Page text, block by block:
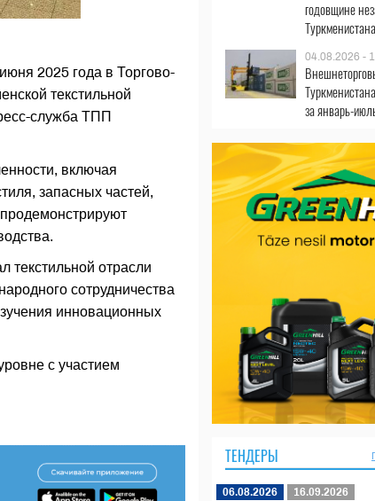
2025 года в Торгово-
текстильной
служба ТПП
включая
запасных частей,
текстильной отрасли
сотрудничества
инновационных
с участием
годовщине
Туркменистана
04.08.2026 -
за январь-
ТЕНДЕРЫ
06.08.2026 16.09.2026